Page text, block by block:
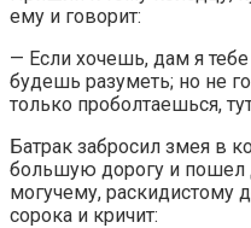
ему и говорит:
— Если хочешь, дам я тебе
будешь разуметь; но не
только проболтаешься,
Батрак забросил змея в
большую дорогу и пошел
могучему, раскидистому
сорока и кричит: